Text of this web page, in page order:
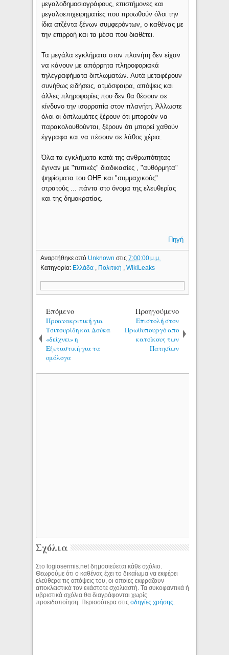
μεγαλοδημοσιογράφους, επιστήμονες και
μεγαλοεπιχειρηματίες που προωθούν όλοι την
ίδια ατζέντα ξένων συμφερόντων, ο καθένας με
την επιρροή και τα μέσα που διαθέτει.
Τα μεγάλα εγκλήματα στον πλανήτη δεν είχαν
να κάνουν με απόρρητα πληροφοριακά
τηλεγραφήματα διπλωματών. Αυτά μεταφέρουν
συνήθως ειδήσεις, ατμόσφαιρα, απόψεις και
άλλες πληροφορίες που δεν θα θέσουν σε
κίνδυνο την ισορροπία στον πλανήτη. Άλλωστε
όλοι οι διπλωμάτες ξέρουν ότι μπορούν να
παρακολουθούνται, ξέρουν ότι μπορεί χαθούν
έγγραφα και να πέσουν σε λάθος χέρια.
Όλα τα εγκλήματα κατά της ανθρωπότητας
έγιναν με "τυπικές" διαδικασίες , "αυθόρμητα"
ψηφίσματα του ΟΗΕ και "συμμαχικούς"
στρατούς ... πάντα στο όνομα της ελευθερίας
και της δημοκρατίας.
Πηγή
Αναρτήθηκε από Unknownστις7:00:00 μ.μ.
Κατηγορία: Ελλάδα , Πολιτική ,WikiLeaks
Επόμενο
Προανακριτική για
Τσιτουρίδη και Δούκα
«δείχνει» η
Εξεταστική για τα
ομόλογα
Προηγούμενο
Επιστολή στον
Πρωθυπουργό απο
κατοίκους των
Πατησίων
Σχόλια
Στο logiosermis.net δημοσιεύεται κάθε σχόλιο.
Θεωρούμε ότι ο καθένας έχει το δικαίωμα να εκφέρει
ελεύθερα τις απόψεις του, οι οποίες εκφράζουν
αποκλειστικά τον εκάστοτε σχολιαστή. Τα συκοφαντικά ή
υβριστικά σχόλια θα διαγράφονται χωρίς
προειδοποίηση. Περισσότερα στιςοδηγίες χρήσης.